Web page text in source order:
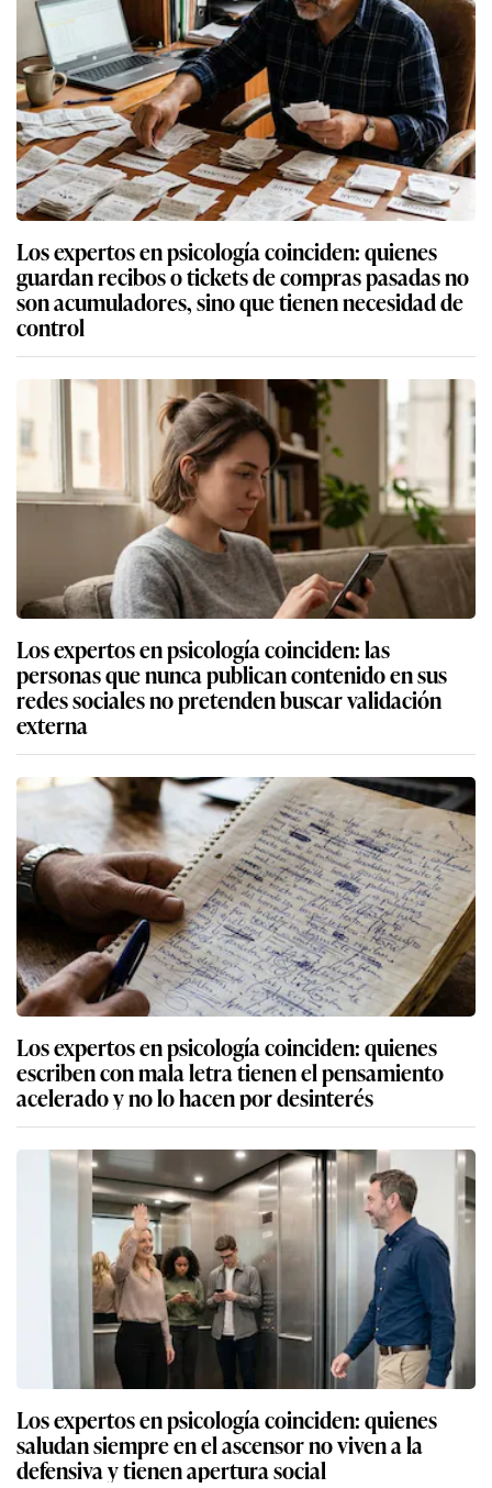
Los expertos en psicología coinciden: quienes
guardan recibos o tickets de compras pasadas no
son acumuladores, sino que tienen necesidad de
control
Los expertos en psicología coinciden: las
personas que nunca publican contenido en sus
redes sociales no pretenden buscar validación
externa
Los expertos en psicología coinciden: quienes
escriben con mala letra tienen el pensamiento
acelerado y no lo hacen por desinterés
Los expertos en psicología coinciden: quienes
saludan siempre en el ascensor no viven a la
defensiva y tienen apertura social